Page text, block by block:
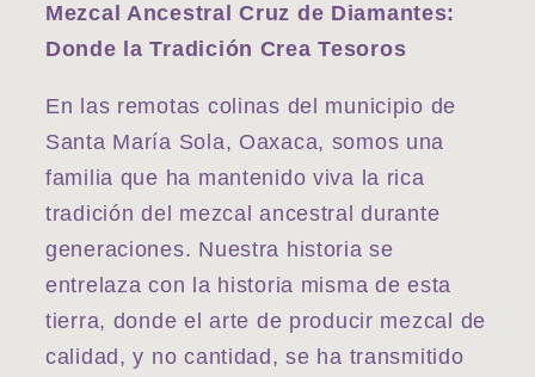
Mezcal Ancestral Cruz de Diamantes:
Donde la Tradición Crea Tesoros
En las remotas colinas del municipio de
Santa María Sola, Oaxaca, somos una
familia que ha mantenido viva la rica
tradición del mezcal ancestral durante
generaciones. Nuestra historia se
entrelaza con la historia misma de esta
tierra, donde el arte de producir mezcal de
calidad, y no cantidad, se ha transmitido